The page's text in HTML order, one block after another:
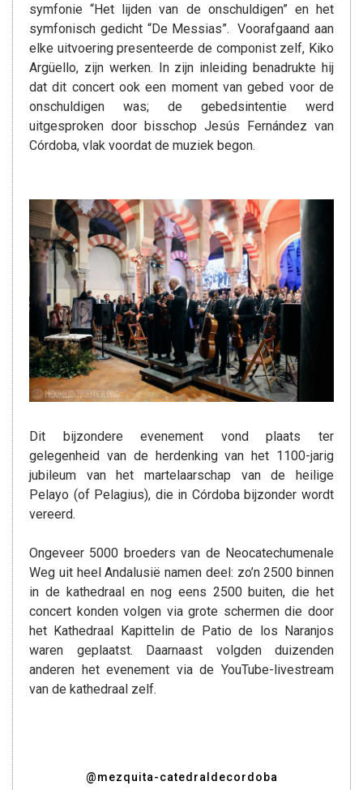
symfonie “Het lijden van de onschuldigen” en het
symfonisch gedicht “De Messias”. Voorafgaand aan
elke uitvoering presenteerde de componist zelf, Kiko
Argüello, zijn werken. In zijn inleiding benadrukte hij
dat dit concert ook een moment van gebed voor de
onschuldigen was; de gebedsintentie werd
uitgesproken door bisschop Jesús Fernández van
Córdoba, vlak voordat de muziek begon.
Dit bijzondere evenement vond plaats ter
gelegenheid van de herdenking van het 1100-jarig
jubileum van het martelaarschap van de heilige
Pelayo (of Pelagius), die in Córdoba bijzonder wordt
vereerd.
Ongeveer 5000 broeders van de Neocatechumenale
Weg uit heel Andalusië namen deel: zo’n 2500 binnen
in de kathedraal en nog eens 2500 buiten, die het
concert konden volgen via grote schermen die door
het Kathedraal Kapittelin de Patio de los Naranjos
waren geplaatst. Daarnaast volgden duizenden
anderen het evenement via de YouTube-livestream
van de kathedraal zelf.
@mezquita-catedraldecordoba